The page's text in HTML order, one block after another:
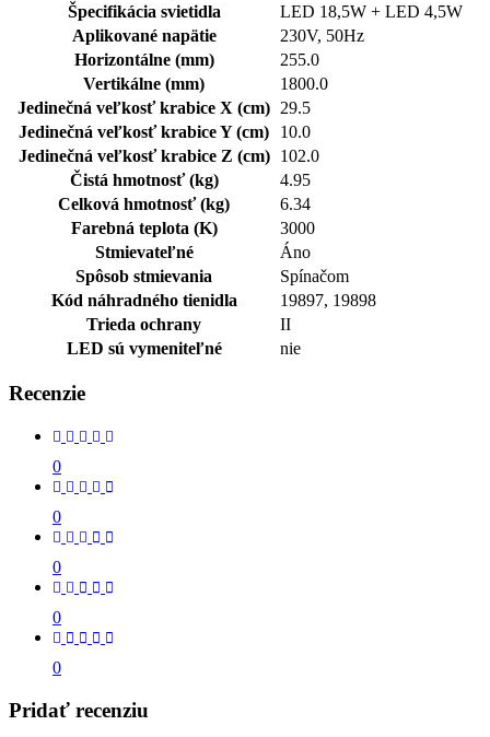
Špecifikácia svietidla
LED 18,5W + LED 4,5W
Aplikované napätie
230V, 50Hz
Horizontálne (mm)
255.0
Vertikálne (mm)
1800.0
Jedinečná veľkosť krabice X (cm) 29.5
Jedinečná veľkosť krabice Y (cm)
10.0
Jedinečná veľkosť krabice Z (cm)
102.0
Čistá hmotnosť (kg)
4.95
Celková hmotnosť (kg)
6.34
Farebná teplota (K)
3000
Stmievateľné
Áno
Spôsob stmievania
Spínačom
Kód náhradného tienidla
19897, 19898
Trieda ochrany
II
LED sú vymeniteľné
nie
Recenzie
0
0
0
0
0
Pridať recenziu